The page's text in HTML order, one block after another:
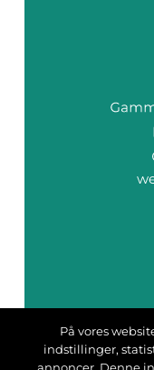
På vores
indstillinger,